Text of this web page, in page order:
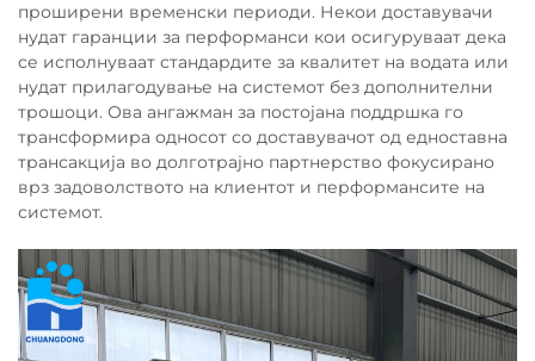
проширени временски периоди. Некои доставувачи
нудат гаранции за перформанси кои осигуруваат дека
се исполнуваат стандардите за квалитет на водата или
нудат прилагодување на системот без дополнителни
трошоци. Ова ангажман за постојана поддршка го
трансформира односот со доставувачот од едноставна
трансакција во долготрајно партнерство фокусирано
врз задоволството на клиентот и перформансите на
системот.